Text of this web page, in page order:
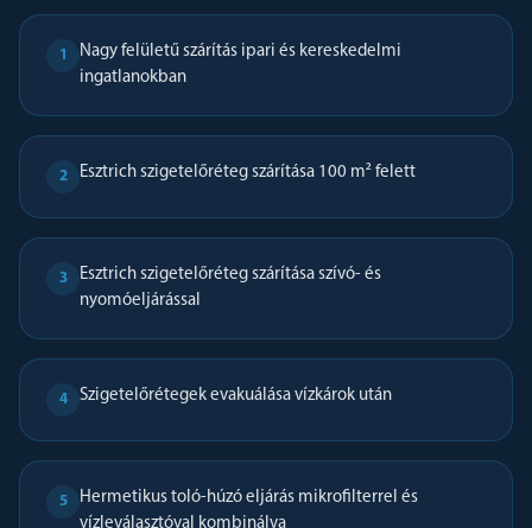
1
Nagy felületű szárítás ipari és kereskedelmi
ingatlanokban
2 Esztrich szigetelőréteg szárítása 100 m² felett
3
Esztrich szigetelőréteg szárítása szívó- és
nyomóeljárással
4 Szigetelőrétegek evakuálása vízkárok után
5
Hermetikus toló-húzó eljárás mikrofilterrel és
vízleválasztóval kombinálva